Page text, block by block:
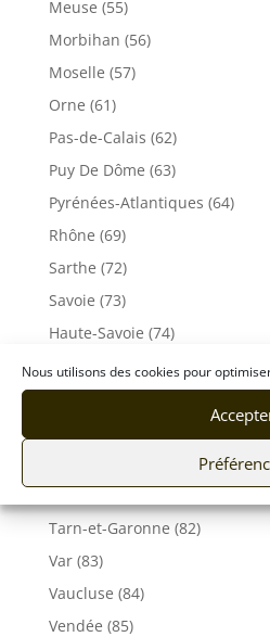
Nous utilisons des cookies pour
Meuse (55)
Morbihan (56)
Moselle (57)
Orne (61)
Pas-de-Calais (62)
Puy De Dôme (63)
Pyrénées-Atlantiques (64)
Rhône (69)
Sarthe (72)
Savoie (73)
Haute-Savoie (74)
Ile de France
Tarn-et-Garonne (82)
Var (83)
Vaucluse (84)
Vendée (85)